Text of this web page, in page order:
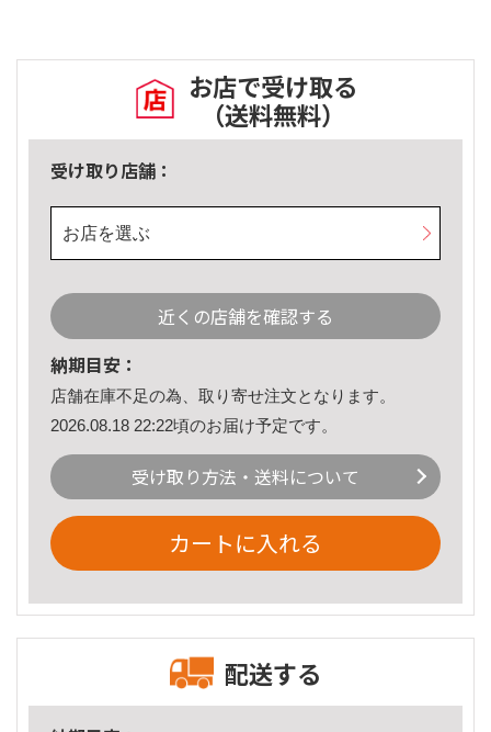
お店で受け取る
（送料無料）
受け取り店舗：
お店を選ぶ
近くの店舗を確認する
納期目安：
店舗在庫不足の為、取り寄せ注文となります。
2026.08.18 22:22頃のお届け予定です。
受け取り方法・送料について
カートに入れる
配送する